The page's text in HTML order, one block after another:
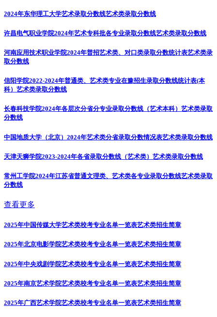
2024年东华理工大学艺术录取分数线艺术类录取分数线
许昌电气职业学院2024年艺术专科批各专业录取分数线艺术类录取分数线
河南应用技术职业学院2024年普招艺术类、对口类录取分数统计表艺术类录
取分数线
信阳学院2022-2024年普通类、艺术类专业在豫招生录取分数线统计表(本
科） 艺术类录取分数线
长春科技学院2024年各层次分省分专业录取分数线（艺术本科） 艺术类录取
分数线
中国地质大学（北京）2024年艺术类分省录取分数情况表艺术类录取分数线
天津天狮学院2023-2024年各省录取分数线（艺术类） 艺术类录取分数线
常州工学院2024年江苏省普通文理类、艺术类各专业录取分数线艺术类录取
分数线
查看更多
2025年中国传媒大学艺术类校考专业名单一览表艺术类招生简章
2025年北京电影学院艺术类校考专业名单一览表艺术类招生简章
2025年中央戏剧学院艺术类校考专业名单一览表艺术类招生简章
2025年南京艺术学院艺术类校考专业名单一览表艺术类招生简章
2025年广西艺术学院艺术类校考专业名单一览表艺术类招生简章